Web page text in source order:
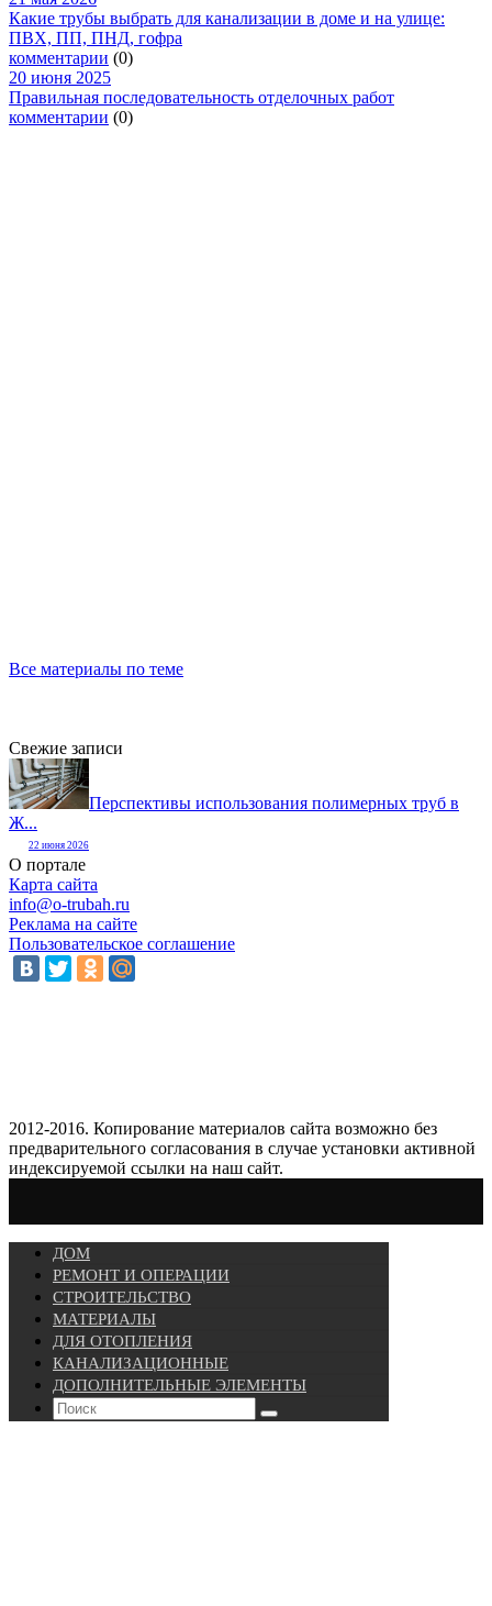
Какие трубы выбрать для канализации в доме и на улице:
ПВХ, ПП, ПНД, гофра
комментарии (0)
20 июня 2025
Правильная последовательность отделочных работ
комментарии (0)
Все материалы по теме
Свежие записи
Перспективы использования полимерных труб в
Ж...
22 июня 2026
О портале
Карта сайта
info@o-trubah.ru
Реклама на сайте
Пользовательское соглашение
2012-2016. Копирование материалов сайта возможно без
предварительного согласования в случае установки активной
индексируемой ссылки на наш сайт.
ДОМ
РЕМОНТ И ОПЕРАЦИИ
СТРОИТЕЛЬСТВО
МАТЕРИАЛЫ
ДЛЯ ОТОПЛЕНИЯ
КАНАЛИЗАЦИОННЫЕ
ДОПОЛНИТЕЛЬНЫЕ ЭЛЕМЕНТЫ